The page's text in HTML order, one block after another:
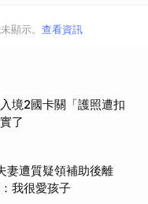
顯示。 查看資訊
境2國卡關「護照遭扣
了
妻遭質疑領補助後離
我很愛孩子